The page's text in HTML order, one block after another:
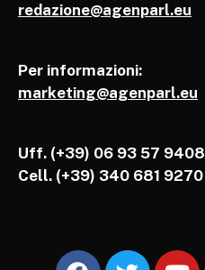
redazione@agenparl.eu
Per informazioni:
marketing@agenparl.eu
Uff. (+39) 06 93 57 9408
Cell. (+39) 340 681 9270